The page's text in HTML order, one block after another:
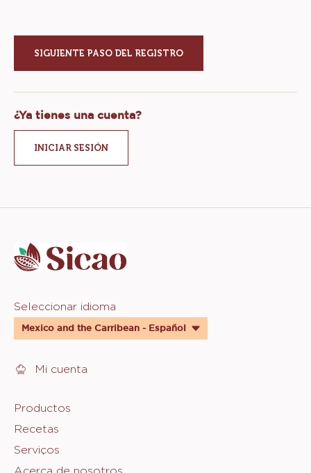
new
window)
¿Ya tienes una cuenta?
INICIAR SESIÓN
info
Website
quick
links
Seleccionar idioma
Mexico and the Carribean - Español
Mi cuenta
Footer
Sicao
Productos
Recetas
Serviços